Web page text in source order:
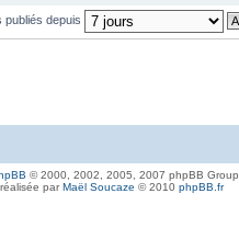
publiés depuis
© 2000, 2002, 2005, 2007 phpBB Group
parMaël Soucaze © 2010 phpBB.fr